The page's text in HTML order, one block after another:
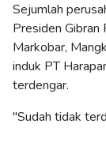
Sejumlah
Presiden Gibran
Markobar,
induk PT
terdengar.
"Sudah tidak